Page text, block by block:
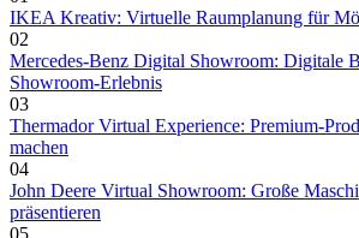
IKEA Kreativ: Virtuelle Raumplanung für
02
Mercedes-Benz Digital Showroom: Digitale
Showroom-Erlebnis
03
Thermador Virtual Experience: Premium-
machen
04
John Deere Virtual Showroom: Große
präsentieren
05